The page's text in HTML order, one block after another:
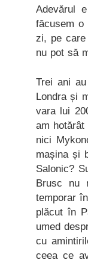
Adevărul
făcusem o
zi, pe
nu pot să
Trei ani
Londra și
vara lui
am
nici
mașina și
Salonic?
Brusc nu
temporar
plăcut în
umed
cu
ceea ce